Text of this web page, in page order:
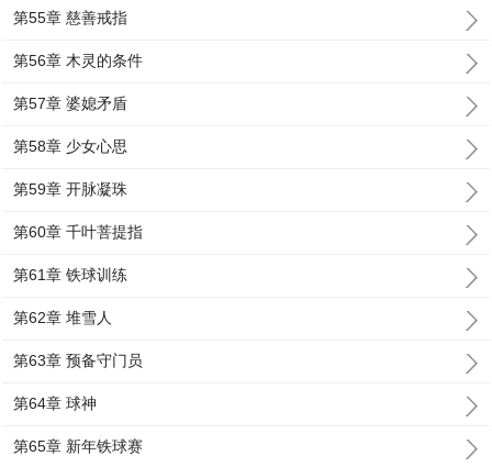
第55章 慈善戒指
第56章 木灵的条件
第57章 婆媳矛盾
第58章 少女心思
第59章 开脉凝珠
第60章 千叶菩提指
第61章 铁球训练
第62章 堆雪人
第63章 预备守门员
第64章 球神
第65章 新年铁球赛